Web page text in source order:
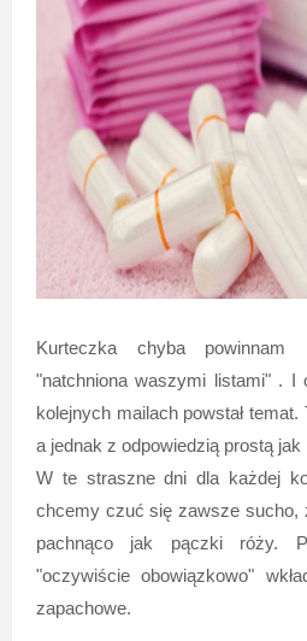
Kurteczka chyba
"natchniona waszymi listami" . I
kolejnych mailach powstał
a jednak z odpowiedzią prostą
W te straszne dni dla każdej
chcemy czuć się zawsze sucho,
pachnąco jak pączki róży.
"oczywiście obowiązkowo"
zapachowe.